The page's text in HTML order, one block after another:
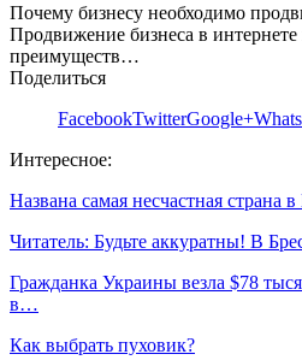
Почему бизнесу необходимо
Продвижение бизнеса в
преимуществ…
Поделиться
FacebookTwitterGoogle+
Интересное:
Названа самая несчастная страна
Читатель: Будьте аккуратны! В
Гражданка Украины везла $78
в…
Как выбрать пуховик?